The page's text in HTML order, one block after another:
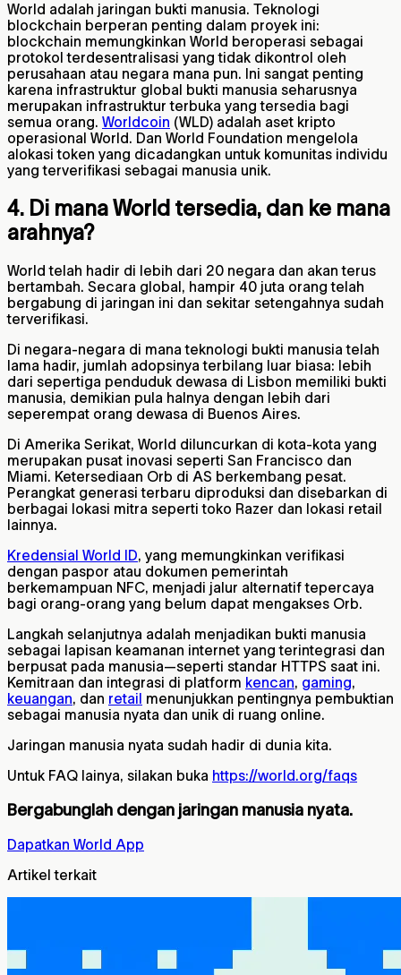
World adalah jaringan bukti manusia. Teknologi
blockchain berperan penting dalam proyek ini:
blockchain memungkinkan World beroperasi sebagai
protokol terdesentralisasi yang tidak dikontrol oleh
perusahaan atau negara mana pun. Ini sangat penting
karena infrastruktur global bukti manusia seharusnya
merupakan infrastruktur terbuka yang tersedia bagi
semua orang. Worldcoin (WLD) adalah aset kripto
operasional World. Dan World Foundation mengelola
alokasi token yang dicadangkan untuk komunitas individu
yang terverifikasi sebagai manusia unik.
4. Di mana World tersedia, dan ke mana
arahnya?
World telah hadir di lebih dari 20 negara dan akan terus
bertambah. Secara global, hampir 40 juta orang telah
bergabung di jaringan ini dan sekitar setengahnya sudah
terverifikasi.
Di negara-negara di mana teknologi bukti manusia telah
lama hadir, jumlah adopsinya terbilang luar biasa: lebih
dari sepertiga penduduk dewasa di Lisbon memiliki bukti
manusia, demikian pula halnya dengan lebih dari
seperempat orang dewasa di Buenos Aires.
Di Amerika Serikat, World diluncurkan di kota-kota yang
merupakan pusat inovasi seperti San Francisco dan
Miami. Ketersediaan Orb di AS berkembang pesat.
Perangkat generasi terbaru diproduksi dan disebarkan di
berbagai lokasi mitra seperti toko Razer dan lokasi retail
lainnya.
Kredensial World ID, yang memungkinkan verifikasi
dengan paspor atau dokumen pemerintah
berkemampuan NFC, menjadi jalur alternatif tepercaya
bagi orang-orang yang belum dapat mengakses Orb.
Langkah selanjutnya adalah menjadikan bukti manusia
sebagai lapisan keamanan internet yang terintegrasi dan
berpusat pada manusia—seperti standar HTTPS saat ini.
Kemitraan dan integrasi di platform kencan, gaming,
keuangan, dan retail menunjukkan pentingnya pembuktian
sebagai manusia nyata dan unik di ruang online.
Jaringan manusia nyata sudah hadir di dunia kita.
Untuk FAQ lainya, silakan buka https://world.org/faqs
Bergabunglah dengan jaringan manusia nyata.
Dapatkan World App
Artikel terkait